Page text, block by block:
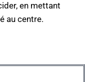
en mettant
au centre.